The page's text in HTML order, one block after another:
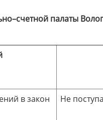
палаты
в закон
Не